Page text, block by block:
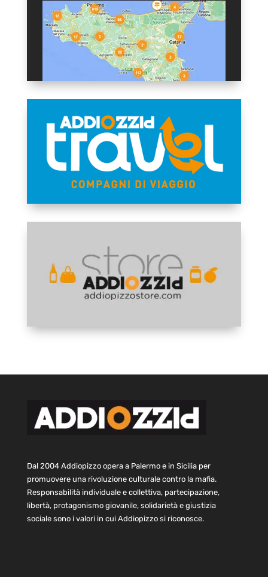
Dal 2004 Addiopizzo opera a Palermo e in Sicilia per
promuovere una rivoluzione culturale contro la mafia.
Responsabilità individuale e collettiva, partecipazione,
libertà, protagonismo giovanile, solidarietà e giustizia
sociale sono i valori in cui Addiopizzo si riconosce.